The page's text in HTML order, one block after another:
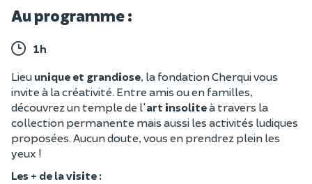
Au programme :
1h
Lieu unique et grandiose, la fondation Cherqui vous
invite à la créativité. Entre amis ou en familles,
découvrez un temple de l'art insoliteà travers la
collection permanente mais aussi les activités ludiques
proposées. Aucun doute, vous en prendrez plein les
yeux !
Les + de la visite :